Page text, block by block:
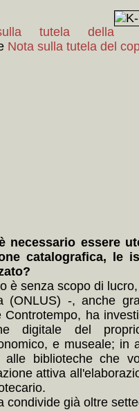
tutela della
Nota sulla tutela del
necessario essere
catalografica, le
è senza scopo di
(ONLUS) -, anche
Controtempo, ha
digitale del
e museale; in
alle biblioteche che
attiva
condivide già oltre